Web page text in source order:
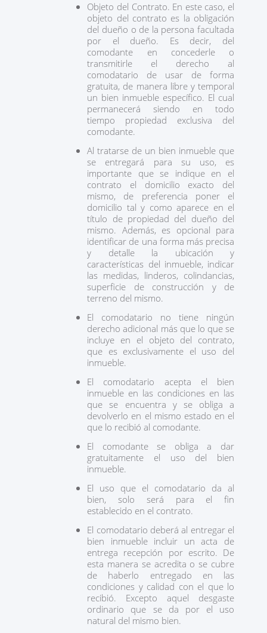
Objeto del Contrato. En este caso, el
objeto del contrato es la obligación
del dueño o de la persona facultada
por el dueño. Es decir, del
comodante en concederle o
transmitirle el derecho al
comodatario de usar de forma
gratuita, de manera libre y temporal
un bien inmueble específico. El cual
permanecerá siendo en todo
tiempo propiedad exclusiva del
comodante.
Al tratarse de un bien inmueble que
se entregará para su uso, es
importante que se indique en el
contrato el domicilio exacto del
mismo, de preferencia poner el
domicilio tal y como aparece en el
título de propiedad del dueño del
mismo. Además, es opcional para
identificar de una forma más precisa
y detalle la ubicación y
características del inmueble, indicar
las medidas, linderos, colindancias,
superficie de construcción y de
terreno del mismo.
El comodatario no tiene ningún
derecho adicional más que lo que se
incluye en el objeto del contrato,
que es exclusivamente el uso del
inmueble.
El comodatario acepta el bien
inmueble en las condiciones en las
que se encuentra y se obliga a
devolverlo en el mismo estado en el
que lo recibió al comodante.
El comodante se obliga a dar
gratuitamente el uso del bien
inmueble.
El uso que el comodatario da al
bien, solo será para el fin
establecido en el contrato.
El comodatario deberá al entregar el
bien inmueble incluir un acta de
entrega recepción por escrito. De
esta manera se acredita o se cubre
de haberlo entregado en las
condiciones y calidad con el que lo
recibió. Excepto aquel desgaste
ordinario que se da por el uso
natural del mismo bien.